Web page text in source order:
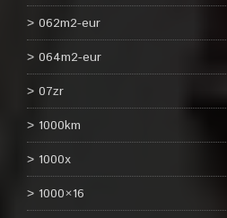
062m2-eur
064m2-eur
07zr
1000km
1000x
1000×16